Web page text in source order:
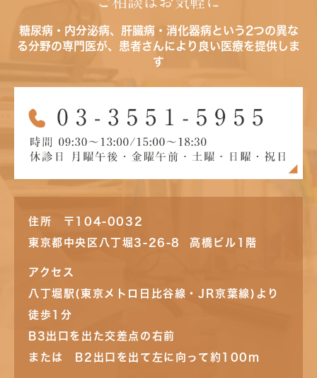
糖尿病・内分泌病、肝臓病・消化器病という2つの異な
る分野の専門医が、患者さんにより良い医療を提供しま
す
住所 〒104-0032
東京都中央区八丁堀3-26-8 高橋ビル1階
アクセス
八丁堀駅(東京メトロ日比谷線・JR京葉線)より
徒歩1分
B3出口を出た交差点の右前
または B2出口を出て左に向って約100m